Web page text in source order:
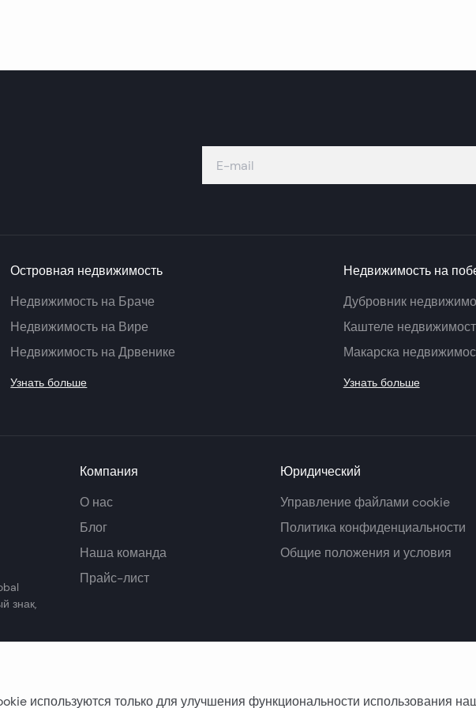
Островная недвижимость
Недвижимость на Браче
Недвижимость на Вире
Недвижимость на Дрвенике
Узнать больше
Недвижимость на
Дубровник
Каштеле
Макарска
Узнать больше
Компания
О нас
Блог
Наша команда
Прайс-лист
Юридический
Управление файлами cookie
Политика конфиденциальности
Общие положения и условия
знак,
используются только для улучшения функциональности использования